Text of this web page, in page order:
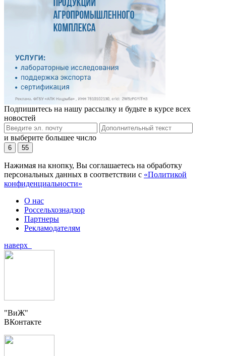
Подпишитесь на нашу рассылку и будьте в курсе всех
новостей
и выберите большее число
6 55
Нажимая на кнопку, Вы соглашаетесь на обработку
персональных данных в соответствии с «Политикой
конфиденциальности»
О нас
Россельхознадзор
Партнеры
Рекламодателям
наверх
"ВиЖ"
ВКонтакте